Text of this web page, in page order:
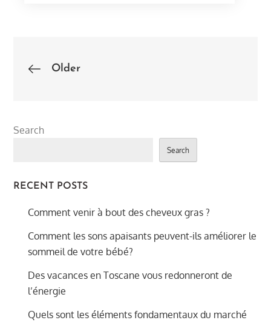
Posts
Older
Search
Search
RECENT POSTS
Comment venir à bout des cheveux gras ?
Comment les sons apaisants peuvent-ils améliorer le
sommeil de votre bébé?
Des vacances en Toscane vous redonneront de
l’énergie
Quels sont les éléments fondamentaux du marché